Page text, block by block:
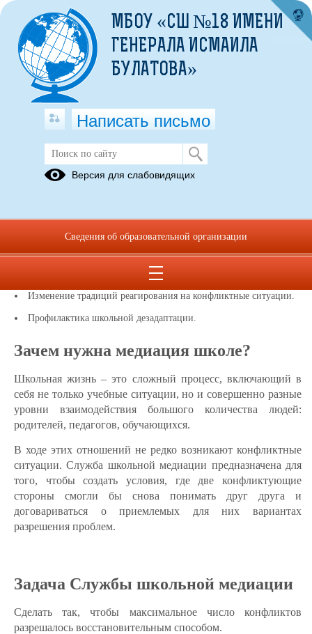
Служба медиации
В школе работает школьная служба медиации
Разрешение конфликтов силами самой школы.
Изменение традиций реагирования на конфликтные ситуации.
Профилактика школьной дезадаптации.
Зачем нужна медиация школе?
Школьная жизнь – это сложный процесс, включающий в
себя не только учебные ситуации, но и совершенно разные
уровни взаимодействия большого количества людей:
родителей, педагогов, обучающихся.
В ходе этих отношений не редко возникают конфликтные
ситуации. Служба школьной медиации предназначена для
того, чтобы создать условия, где две конфликтующие
стороны смогли бы снова понимать друг друга и
договариваться о приемлемых для них вариантах
разрешения проблем.
Задача Службы школьной медиации
Сделать так, чтобы максимальное число конфликтов
разрешалось восстановительным способом.
МБОУ «СШ №18 ИМЕНИ
ГЕНЕРАЛА ИСМАИЛА
БУЛАТОВА»
Написать письмо
Версия для слабовидящих
Сведения об образовательной организации